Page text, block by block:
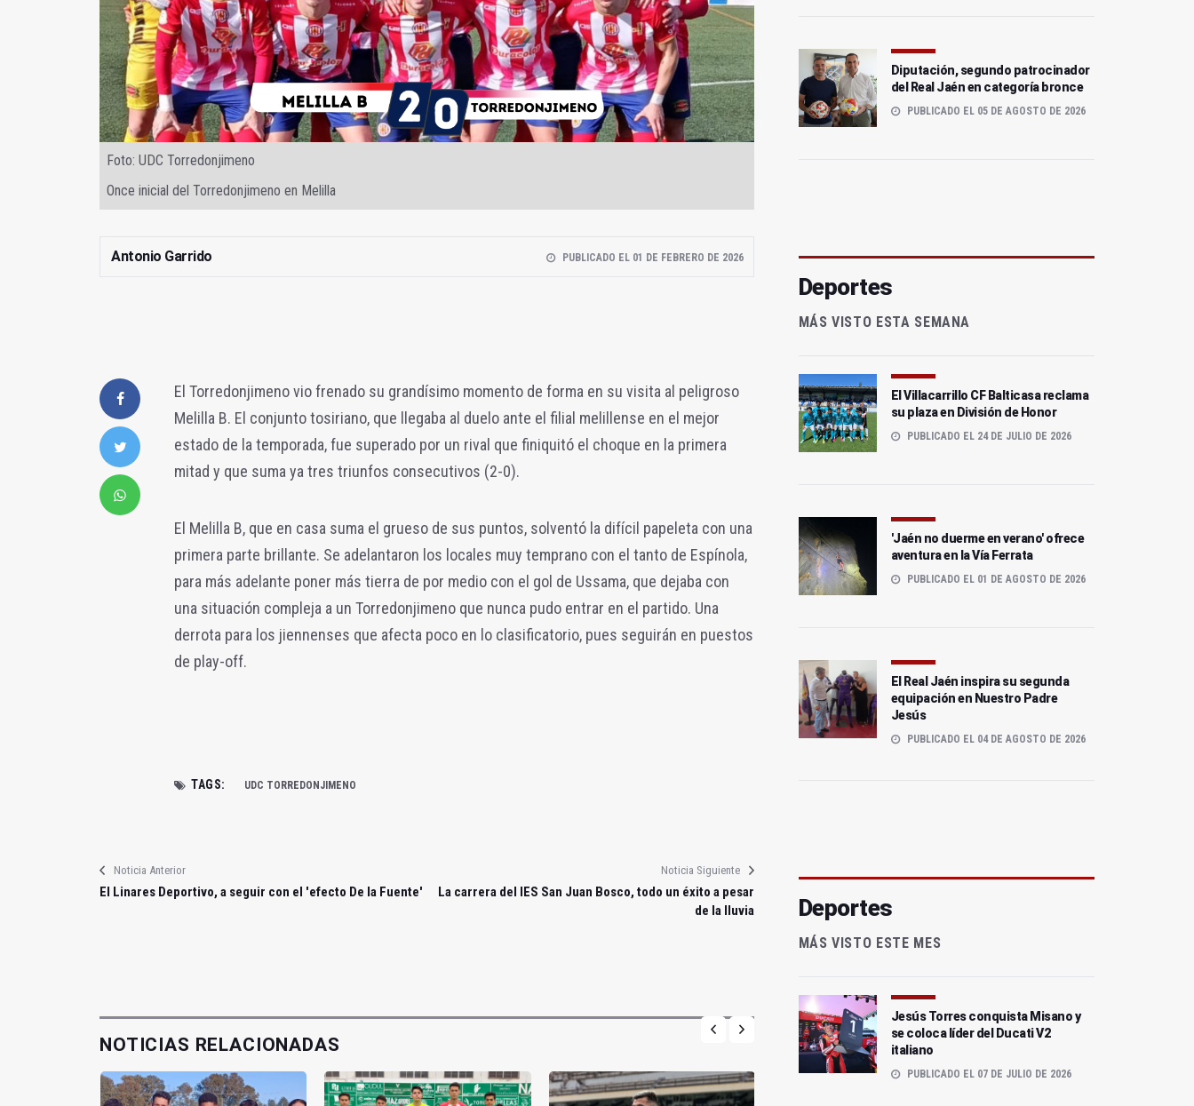
Foto: UDC Torredonjimeno
Once inicial del Torredonjimeno en Melilla
Antonio Garrido PUBLICADO EL 01 DE FEBRERO DE 2026
El Torredonjimeno vio frenado su grandísimo momento de forma en su visita al peligroso
Melilla B. El conjunto tosiriano, que llegaba al duelo ante el filial melillense en el mejor
estado de la temporada, fue superado por un rival que finiquitó el choque en la primera
mitad y que suma ya tres triunfos consecutivos (2-0).
El Melilla B, que en casa suma el grueso de sus puntos, solventó la difícil papeleta con una
primera parte brillante. Se adelantaron los locales muy temprano con el tanto de Espínola,
para más adelante poner más tierra de por medio con el gol de Ussama, que dejaba con
una situación compleja a un Torredonjimeno que nunca pudo entrar en el partido. Una
derrota para los jiennenses que afecta poco en lo clasificatorio, pues seguirán en puestos
de play-off.
TAGS: UDC TORREDONJIMENO
Noticia Anterior
El Linares Deportivo, a seguir con el 'efecto De la Fuente'
Noticia Siguiente
La carrera del IES San Juan Bosco, todo un éxito a pesar
de la lluvia
NOTICIAS RELACIONADAS
Diputación, segundo patrocinador
del Real Jaén en categoría bronce
PUBLICADO EL 05 DE AGOSTO DE 2026
Deportes
MÁS VISTO ESTA SEMANA
El Villacarrillo CF Balticasa reclama
su plaza en División de Honor
PUBLICADO EL 24 DE JULIO DE 2026
'Jaén no duerme en verano' ofrece
aventura en la Vía Ferrata
PUBLICADO EL 01 DE AGOSTO DE 2026
El Real Jaén inspira su segunda
equipación en Nuestro Padre
Jesús
PUBLICADO EL 04 DE AGOSTO DE 2026
Deportes
MÁS VISTO ESTE MES
Jesús Torres conquista Misano y
se coloca líder del Ducati V2
italiano
PUBLICADO EL 07 DE JULIO DE 2026